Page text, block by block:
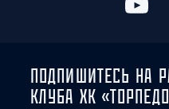
ПОДПИШИТЕСЬ НА
КЛУБА ХК